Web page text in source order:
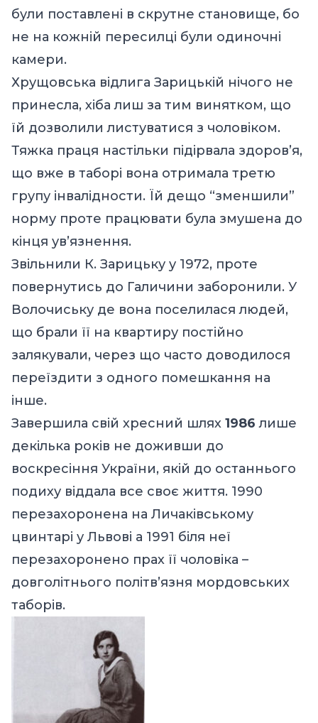
були поставлені в скрутне становище, бо
не на кожній пересилці були одиночні
камери.
Хрущовська відлига Зарицькій нічого не
принесла, хіба лиш за тим винятком, що
їй дозволили листуватися з чоловіком.
Тяжка праця настільки підірвала здоров’я,
що вже в таборі вона отримала третю
групу інвалідности. Їй дещо “зменшили”
норму проте працювати була змушена до
кінця ув’язнення.
Звільнили К. Зарицьку у 1972, проте
повернутись до Галичини заборонили. У
Волочиську де вона поселилася людей,
що брали її на квартиру постійно
залякували, через що часто доводилося
переїздити з одного помешкання на
інше.
Завершила свій хресний шлях 1986 лише
декілька років не доживши до
воскресіння України, якій до останнього
подиху віддала все своє життя. 1990
перезахоронена на Личаківському
цвинтарі у Львові а 1991 біля неї
перезахоронено прах її чоловіка –
довголітнього політв’язня мордовських
таборів.